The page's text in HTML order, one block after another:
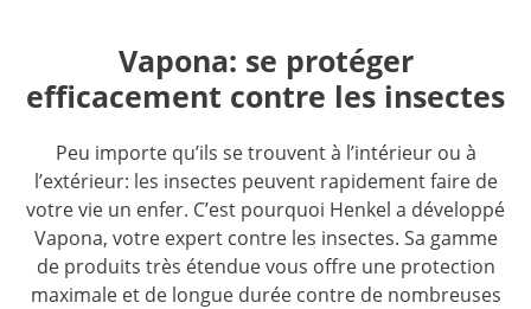
Vapona: se protéger
efficacement contre les insectes
Peu importe qu’ils se trouvent à l’intérieur ou à
l’extérieur: les insectes peuvent rapidement faire de
votre vie un enfer. C’est pourquoi Henkel a développé
Vapona, votre expert contre les insectes. Sa gamme
de produits très étendue vous offre une protection
maximale et de longue durée contre de nombreuses